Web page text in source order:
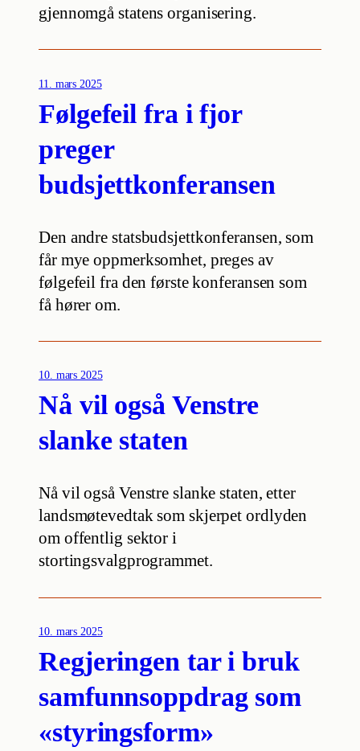
gjennomgå statens organisering.
11. mars 2025
Følgefeil fra i fjor
preger
budsjettkonferansen
Den andre statsbudsjettkonferansen, som
får mye oppmerksomhet, preges av
følgefeil fra den første konferansen som
få hører om.
10. mars 2025
Nå vil også Venstre
slanke staten
Nå vil også Venstre slanke staten, etter
landsmøtevedtak som skjerpet ordlyden
om offentlig sektor i
stortingsvalgprogrammet.
10. mars 2025
Regjeringen tar i bruk
samfunnsoppdrag som
«styringsform»